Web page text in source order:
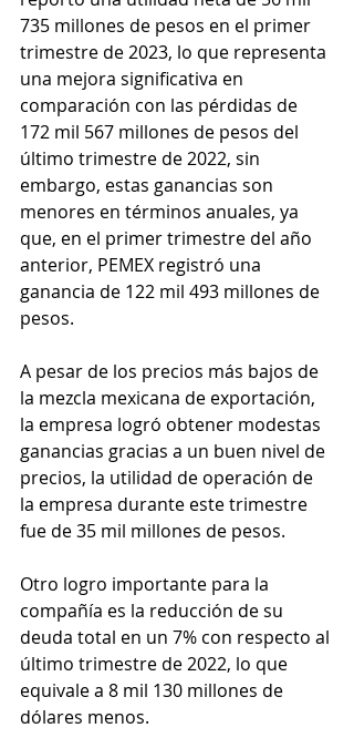
735 millones de pesos en el primer
trimestre de 2023, lo que representa
una mejora significativa en
comparación con las pérdidas de
172 mil 567 millones de pesos del
último trimestre de 2022, sin
embargo, estas ganancias son
menores en términos anuales, ya
que, en el primer trimestre del año
anterior, PEMEX registró una
ganancia de 122 mil 493 millones de
pesos.
A pesar de los precios más bajos de
la mezcla mexicana de exportación,
la empresa logró obtener modestas
ganancias gracias a un buen nivel de
precios, la utilidad de operación de
la empresa durante este trimestre
fue de 35 mil millones de pesos.
Otro logro importante para la
compañía es la reducción de su
deuda total en un 7% con respecto al
último trimestre de 2022, lo que
equivale a 8 mil 130 millones de
dólares menos.